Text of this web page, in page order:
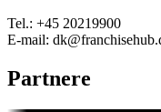
Tel.: +45 20219900
E-mail:
Partnere